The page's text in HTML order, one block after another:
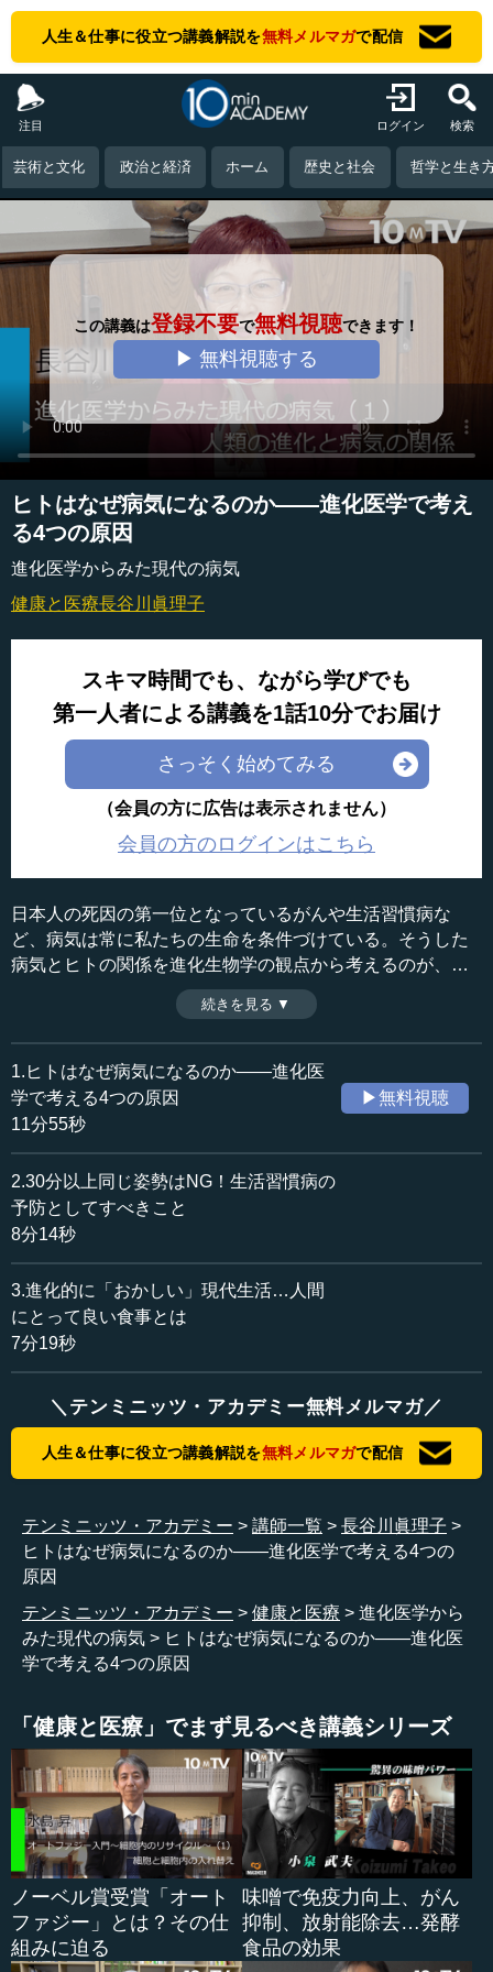
人生＆仕事に役立つ講義解説を無料メルマガで配信
注目 ログイン 検索
芸術と文化 政治と経済 ホーム 歴史と社会 哲学と生き
この講義は登録不要で無料視聴できます！
▶ 無料視聴する
ヒトはなぜ病気になるのか――進化医学で考え
る4つの原因
進化医学からみた現代の病気
健康と医療長谷川眞理子
スキマ時間でも、ながら学びでも
第一人者による講義を1話10分でお届け
さっそく始めてみる
（会員の方に広告は表示されません）
会員の方のログインはこちら
日本人の死因の第一位となっているがんや生活習慣病な
ど、病気は常に私たちの生命を条件づけている。そうした
病気とヒトの関係を進化生物学の観点から考えるのが、
「進化医学」である。では、現代の病気は人類の進化とど
のような関係にあるのだろうか。（全3話中第1話）
収録日：2021年11月15日
追加日：2022年1月4日
カテゴリー：
医療・健康
≪全文≫
●現代における病気の種類とその発生原因
今日は「『病気』の進化」という話をしたいと思いま
す。特に現代社会の私たちが、毎日行っている生活の仕方
と、病気との関係についてお話しします。
病気、すなわち体の不具合は何らかの形で、またいろい
ろな意味で必ず起こります。ただし、その多くは現代社会
の暮らしによるところがあります。そのため、現代社会の
病気は体の不具合で、原因や種類はいろいろあります。
昨今の新型コロナウイルスのような感染症もあります。感
染症はウイルスが体に寄生して、私たちの体を搾取して自
分たちが増える、つまりパラサイト、寄生者です。病原
菌、ウイルス、原虫などの、小さい微生物が原因となり、
ている遺伝的な資質なども少しは関係しますが、だいたい
は降ってきた災難として罹ることになります。病原体と接
触することが、広まることの一番の原因です。
その次に、病気とはいっても、「生活習慣病」と呼ばれ
るタイプの病気があります。これは、パラサイト、すなわ
ち病原菌ウイルスなどがきたわけではありません。例えば
食事の構成や、どんな寝起きをするかなどの毎日の暮らし
の仕方が全部絡まって、私たちの体が本来のようにきちん
とは働かなくなることです。これは、まさに生活習慣がも
続きを見る ▼
1.ヒトはなぜ病気になるのか――進化医
学で考える4つの原因
11分55秒
▶無料視聴
2.30分以上同じ姿勢はNG！生活習慣病の
予防としてすべきこと
8分14秒
3.進化的に「おかしい」現代生活…人間
にとって良い食事とは
7分19秒
＼テンミニッツ・アカデミー無料メルマガ／
人生＆仕事に役立つ講義解説を無料メルマガで配信
テンミニッツ・アカデミー 講師一覧
長谷川眞理子
ヒトはなぜ病気になるのか――進化医学で考える4つの
原因
テンミニッツ・アカデミー
健康と医療
進化医学から
みた現代の病気
ヒトはなぜ病気になるのか――進化医
学で考える4つの原因
「健康と医療」でまず見るべき講義シリーズ
ノーベル賞受賞「オート
ファジー」とは？その仕
組みに迫る
味噌で免疫力向上、がん
抑制、放射能除去…発酵
食品の効果